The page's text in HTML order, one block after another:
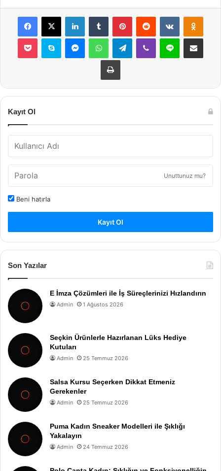
Facebook
X LinkedInTumblr PinterestReddit VKontakte
Pocket Skype MessengerWhatsAppTelegramViber Line E-Posta ile
Yazdır
Kayıt Ol
Unuttunuz mu?
Beni hatırla
Kayıt Ol
Son Yazılar
E İmza Çözümleri ile İş Süreçlerinizi Hızlandırın
Admin 1 Ağustos 2026
Seçkin Ürünlerle Hazırlanan Lüks Hediye
Kutuları
Admin 25 Temmuz 2026
Salsa Kursu Seçerken Dikkat Etmeniz
Gerekenler
Admin 25 Temmuz 2026
Puma Kadın Sneaker Modelleri ile Şıklığı
Yakalayın
Admin 24 Temmuz 2026